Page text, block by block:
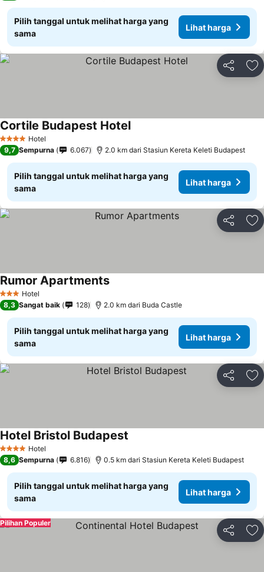
Pilih tanggal untuk melihat harga yang
sama
Lihat harga
Bagikan
4 BintangHotel
Cortile Budapest Hotel
9,7 Sempurna 6.067 2.0 km dari Stasiun Kereta Keleti Budapest
Pilih tanggal untuk melihat harga yang
sama
Lihat harga
Bagikan
3 BintangHotel
Rumor Apartments
8,3 Sangat baik 128 2.0 km dari Buda Castle
Pilih tanggal untuk melihat harga yang
sama
Lihat harga
Bagikan
4 BintangHotel
Hotel Bristol Budapest
8,6 Sempurna 6.816 0.5 km dari Stasiun Kereta Keleti Budapest
Pilih tanggal untuk melihat harga yang
sama
Lihat harga
Bagikan
Pilihan Populer